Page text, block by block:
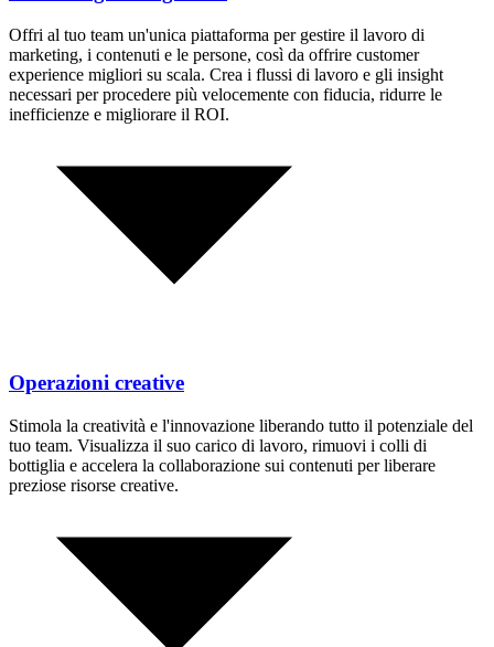
Offri al tuo team un'unica piattaforma per gestire il lavoro di
marketing, i contenuti e le persone, così da offrire customer
experience migliori su scala. Crea i flussi di lavoro e gli insight
necessari per procedere più velocemente con fiducia, ridurre le
inefficienze e migliorare il ROI.
Operazioni creative
Stimola la creatività e l'innovazione liberando tutto il potenziale del
tuo team. Visualizza il suo carico di lavoro, rimuovi i colli di
bottiglia e accelera la collaborazione sui contenuti per liberare
preziose risorse creative.